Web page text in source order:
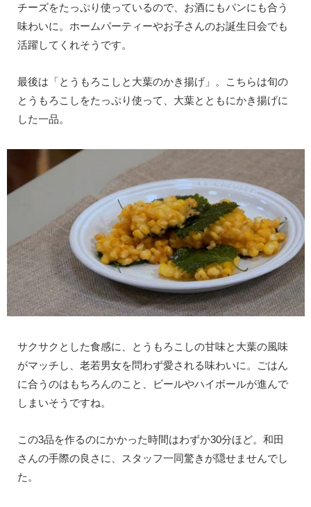
チーズをたっぷり使っているので、お酒にもパンにも合う
味わいに。ホームパーティーやお子さんのお誕生日会でも
活躍してくれそうです。
最後は「とうもろこしと大葉のかき揚げ」。こちらは旬の
とうもろこしをたっぷり使って、大葉とともにかき揚げに
した一品。
サクサクとした食感に、とうもろこしの甘味と大葉の風味
がマッチし、老若男女を問わず愛される味わいに。ごはん
に合うのはもちろんのこと、ビールやハイボールが進んで
しまいそうですね。
この3品を作るのにかかった時間はわずか30分ほど。和田
さんの手際の良さに、スタッフ一同驚きが隠せませんでし
た。